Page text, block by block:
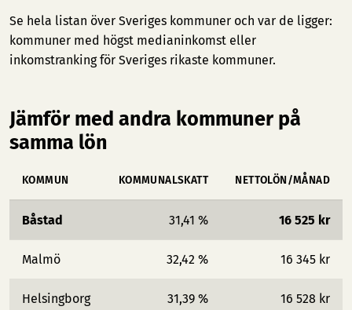
Se hela listan över Sveriges kommuner och var de ligger:
kommuner med högst medianinkomst eller
inkomstranking för Sveriges rikaste kommuner.
Jämför med andra kommuner på
samma lön
KOMMUN KOMMUNALSKATT NETTOLÖN/MÅNAD
Båstad 31,41 % 16 525 kr
Malmö 32,42 % 16 345 kr
Helsingborg 31,39 % 16 528 kr